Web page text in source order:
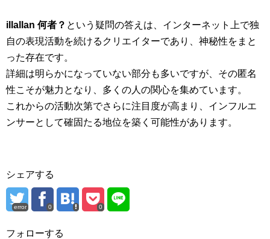
illallan 何者？ という疑問の答えは、インターネット上で独
自の表現活動を続けるクリエイターであり、神秘性をまと
った存在です。
詳細は明らかになっていない部分も多いですが、その匿名
性こそが魅力となり、多くの人の関心を集めています。
これからの活動次第でさらに注目度が高まり、インフルエ
ンサーとして確固たる地位を築く可能性があります。
シェアする
error 0 0
フォローする